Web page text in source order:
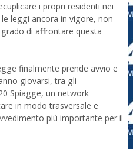
i propri residenti nei
leggi ancora in vigore, non
di affrontare questa
finalmente prende avvio e
giovarsi, tra gli
Spiagge, un network
in modo trasversale e
più importante per il